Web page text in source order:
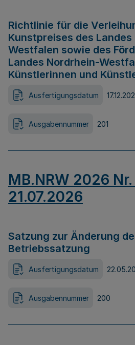
Richtlinie für die
Kunstpreises des
Westfalen sowie des
Landes Nordrhein-
Künstlerinnen und
Ausfertigungsdatum
Ausgabennummer 201
MB.NRW 2026
21.07.2026
Satzung zur Änderung
Betriebssatzung
Ausfertigungsdatum
Ausgabennummer 200